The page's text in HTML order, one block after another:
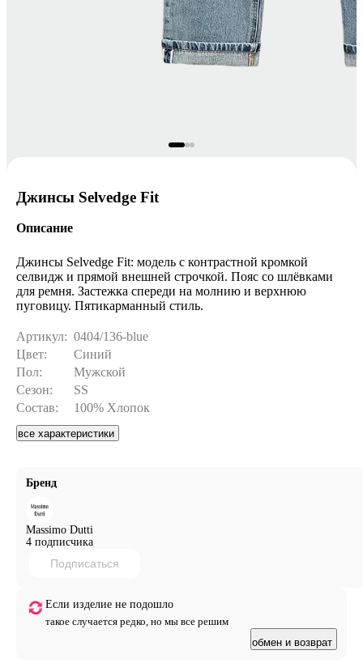
Джинсы Selvedge Fit
Описание
Джинсы Selvedge Fit: модель с контрастной кромкой
селвидж и прямой внешней строчкой. Пояс со шлёвками
для ремня. Застежка спереди на молнию и верхнюю
пуговицу. Пятикарманный стиль.
Артикул: 0404/136-blue
Цвет:
Синий
Пол:
Мужской
Сезон:
SS
Состав:
100% Хлопок
все характеристики
Бренд
Massimo Dutti
4 подписчика
Подписаться
Если изделие не подошло
такое случается редко, но мы все решим
обмен и возврат